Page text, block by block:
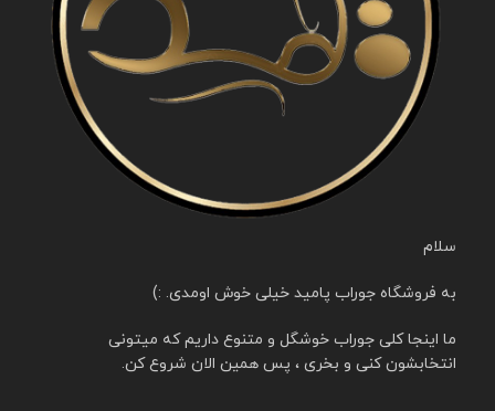
سلام
به فروشگاه جوراب پامید خیلی خوش اومدی. :)
ما اینجا کلی جوراب خوشگل و متنوع داریم که میتونی
انتخابشون کنی و بخری ، پس همین الان شروع کن.